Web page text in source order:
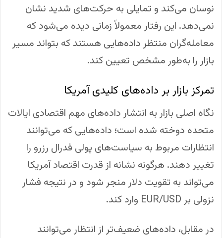
نوسان می‌کند و تمایلی به حرکت‌های شدید نشان
نمی‌دهد. این رفتار معمولاً زمانی دیده می‌شود که
معامله‌گران منتظر داده‌هایی هستند که بتواند مسیر
بازار را به‌طور مشخص تعیین کند.
تمرکز بازار بر داده‌های کلیدی آمریکا
نگاه اصلی بازار به انتشار داده‌های مهم اقتصادی ایالات
متحده دوخته شده است؛ داده‌هایی که می‌توانند
انتظارات مربوط به سیاست‌های پولی فدرال رزرو را
تغییر دهند. هرگونه نشانه از قدرت اقتصاد آمریکا
می‌تواند به تقویت دلار منجر شود و در نتیجه فشار
نزولی بر EUR/USD وارد کند.
در مقابل، داده‌های ضعیف‌تر از انتظار می‌توانند